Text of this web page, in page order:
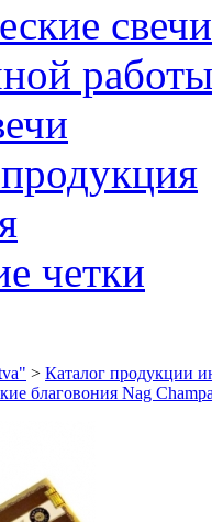
свечи
работы
четки
> Каталог продукции
благовония Nag